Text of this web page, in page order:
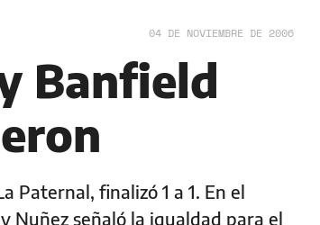
04 DE NOVIEMBRE DE 2006
Banfield
Paternal, finalizó 1 a 1. En el
Nuñez señaló la igualdad para el